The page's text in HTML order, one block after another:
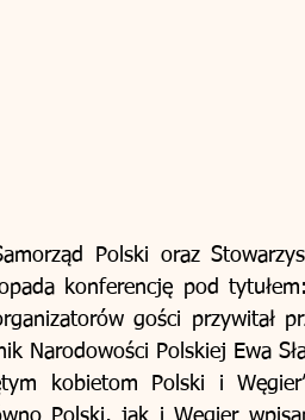
Polski oraz
konferencję pod
gości przywitał
Narodowości Polskiej Ewa
kobietom Polski i